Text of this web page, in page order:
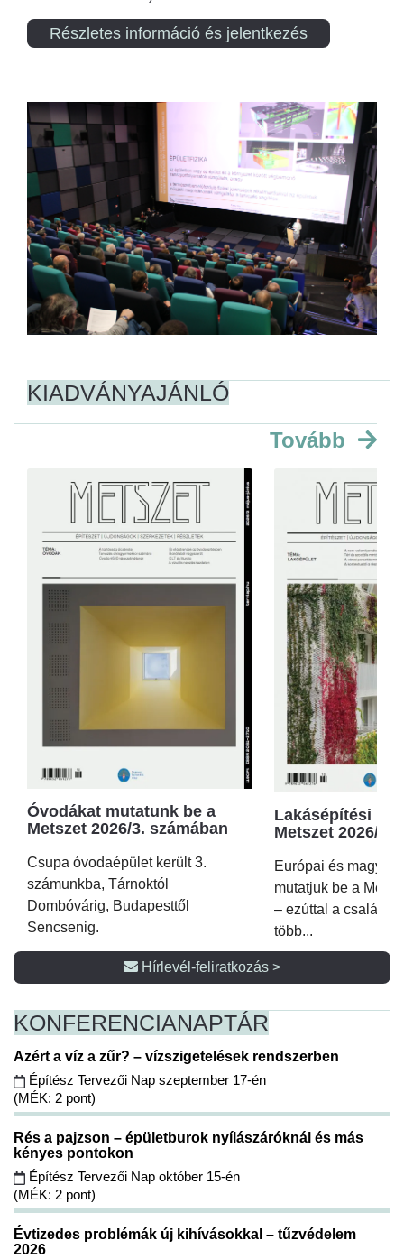
Részletes információ és jelentkezés
KIADVÁNYAJÁNLÓ
Tovább
Óvodákat mutatunk be a
Metszet 2026/3. számában
Csupa óvodaépület került 3.
számunkba, Tárnoktól
Dombóvárig, Budapesttől
Sencsenig.
Lakásépítési
Metszet 2026/2.
Európai és magyar
mutatjuk be a
– ezúttal a családi
több...
Hírlevél-feliratkozás >
KONFERENCIANAPTÁR
Azért a víz a zűr? – vízszigetelések rendszerben
Építész Tervezői Nap szeptember 17-én
(MÉK: 2 pont)
Rés a pajzson – épületburok nyílászáróknál és más
kényes pontokon
Építész Tervezői Nap október 15-én
(MÉK: 2 pont)
Évtizedes problémák új kihívásokkal – tűzvédelem
2026